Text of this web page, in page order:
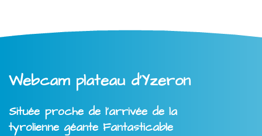
Webcam plateau d'Yzeron
Située proche de l'arrivée de la
tyrolienne géante Fantasticable